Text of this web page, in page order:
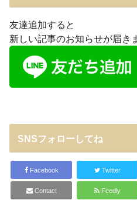
友達追加すると
新しい記事のお知らせが届き
SNSフォローしてね
Facebook Twitter
Contact Feedly